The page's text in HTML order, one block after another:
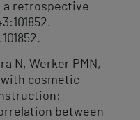
a retrospective
N, Werker PMN,
with cosmetic
between